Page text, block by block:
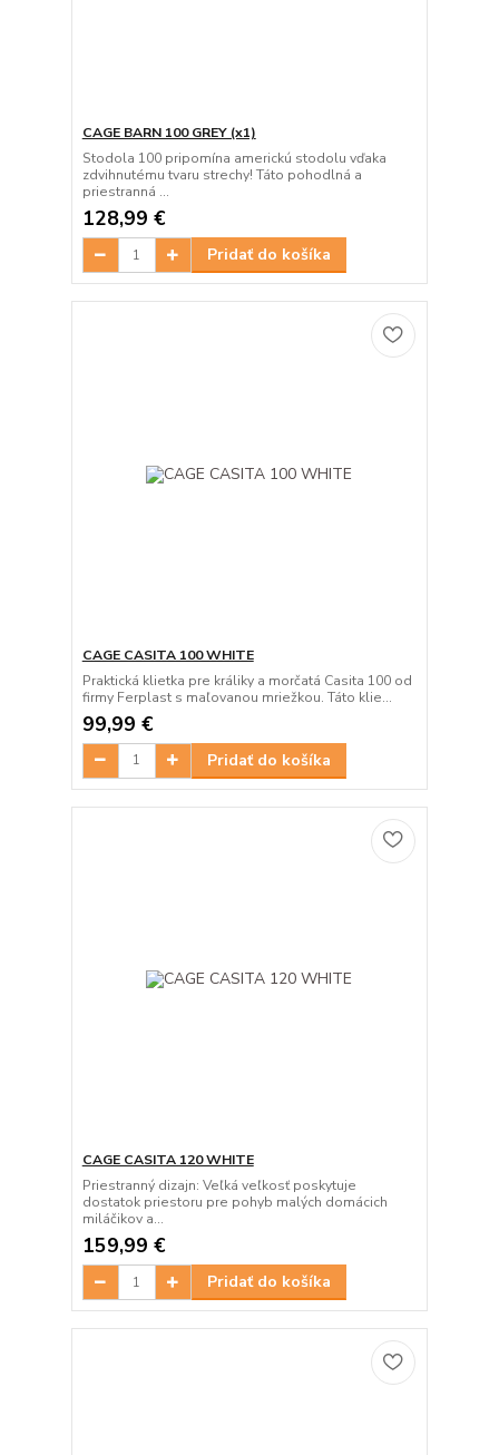
CAGE BARN 100 GREY (x1)
Stodola 100 pripomína americkú stodolu vďaka
zdvihnutému tvaru strechy! Táto pohodlná a
priestranná ...
128,99 €
Pridať do košíka
CAGE CASITA 100 WHITE
Praktická klietka pre králiky a morčatá Casita 100 od
firmy Ferplast s maľovanou mriežkou. Táto klie...
99,99 €
Pridať do košíka
CAGE CASITA 120 WHITE
Priestranný dizajn: Veľká veľkosť poskytuje
dostatok priestoru pre pohyb malých domácich
miláčikov a...
159,99 €
Pridať do košíka